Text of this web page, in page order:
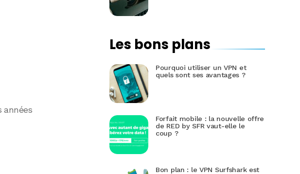
années
Les bons plans
Pourquoi utiliser un VPN et
quels sont ses avantages ?
Forfait mobile : la nouvelle offre
de RED by SFR vaut-elle le
coup ?
Bon plan : le VPN Surfshark est